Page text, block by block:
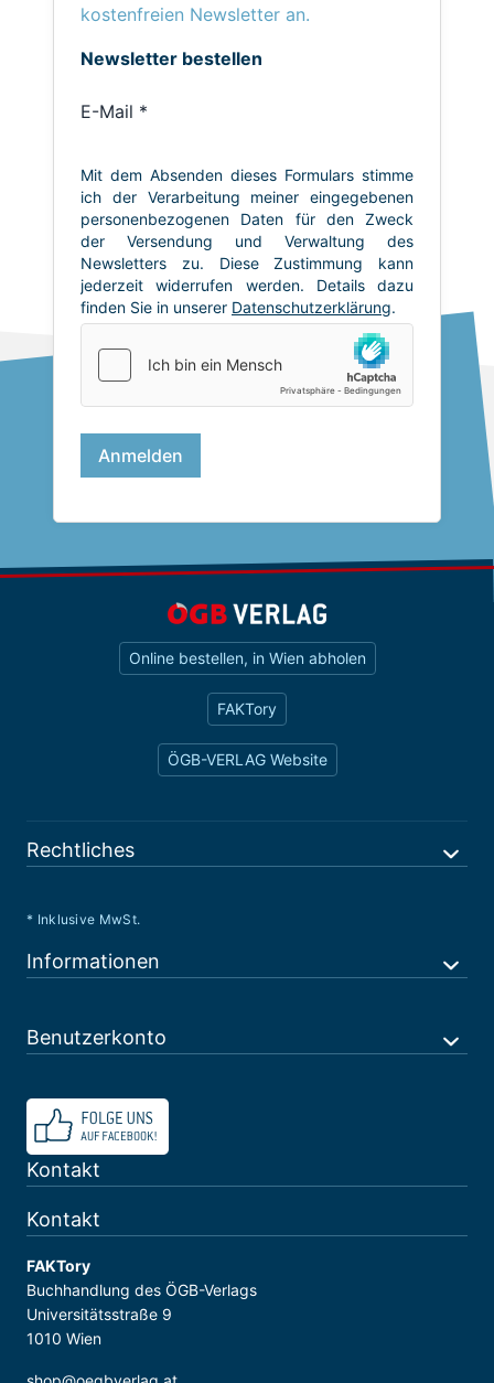
kostenfreien Newsletter an.
Online bestellen, in Wien abholen
FAKTory
ÖGB-VERLAG Website
Rechtliches
* Inklusive MwSt.
Informationen
Benutzerkonto
Kontakt
Kontakt
FAKTory
Buchhandlung des ÖGB-Verlags
Universitätsstraße 9
1010 Wien